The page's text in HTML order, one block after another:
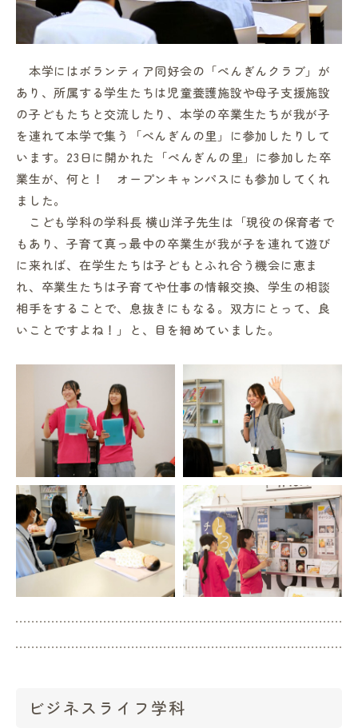
本学にはボランティア同好会の「ぺんぎんクラブ」が
あり、所属する学生たちは児童養護施設や母子支援施設
の子どもたちと交流したり、本学の卒業生たちが我が子
を連れて本学で集う「ぺんぎんの里」に参加したりして
います。23日に開かれた「ぺんぎんの里」に参加した卒
業生が、何と！ オープンキャンパスにも参加してくれ
ました。
こども学科の学科長 横山洋子先生は「現役の保育者で
もあり、子育て真っ最中の卒業生が我が子を連れて遊び
に来れば、在学生たちは子どもとふれ合う機会に恵ま
れ、卒業生たちは子育てや仕事の情報交換、学生の相談
相手をすることで、息抜きにもなる。双方にとって、良
いことですよね！」と、目を細めていました。
ビジネスライフ学科